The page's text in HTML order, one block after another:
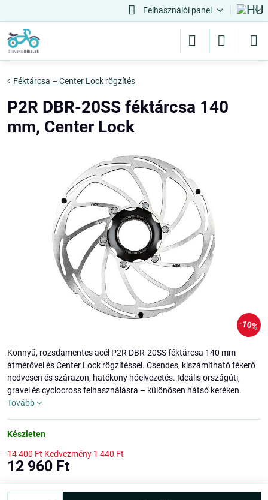
Felhasználói panel
10%
Féktárcsa – Center Lock rögzítés
P2R DBR-20SS féktárcsa 140
mm, Center Lock
Könnyű, rozsdamentes acél P2R DBR-20SS féktárcsa 140 mm
átmérővel és Center Lock rögzítéssel. Csendes, kiszámítható fékerő
nedvesen és szárazon, hatékony hőelvezetés. Ideális országúti,
gravel és cyclocross felhasználásra – különösen hátsó keréken.
Tovább
Készleten
14 400 Ft Kedvezmény 1 440 Ft
12 960 Ft